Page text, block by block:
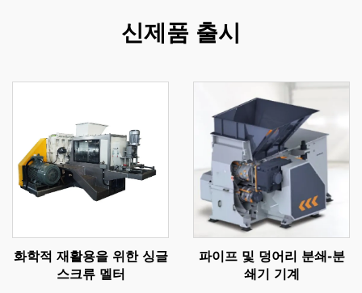
신제품 출시
화학적 재활용을 위한 싱글
스크류 멜터
파이프 및 덩어리 분쇄-분
쇄기 기계